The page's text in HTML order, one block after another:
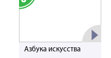
Азбука искусства